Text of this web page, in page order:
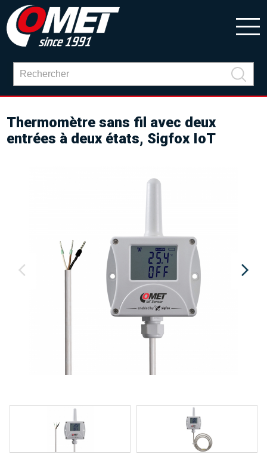
Thermomètre sans fil avec deux
entrées à deux états, Sigfox IoT